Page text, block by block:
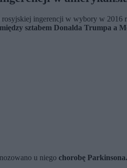
rosyjskiej ingerencji w wybory w 2016
sztabem Donalda Trumpa a
u niego chorobę Parkinsona.